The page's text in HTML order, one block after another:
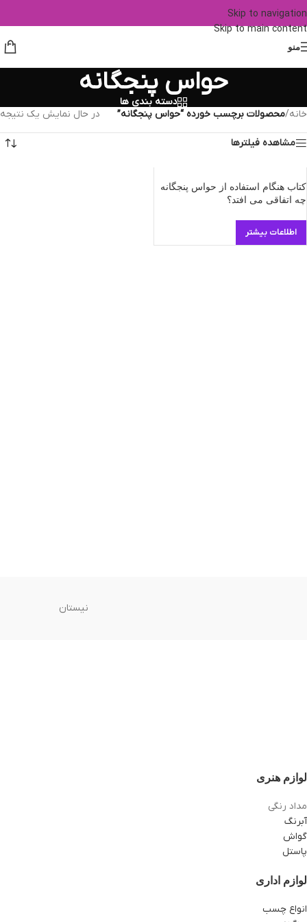
Skip to navigation
Skip to main content
منو
حواس پنجگانه
دسته بندی ها
خانه/محصولات برچسب خورده “حواس پنجگانه” در حال نمایش یک نتیجه
مشاهده فیلترها
کتاب هنگام استفاده از حواس پنجگانه
چه اتفاقی می افتد؟
اطلاعات بیشتر
نیستان
لوازم هنری
مداد رنگی
آبرنگ
گواش
پاستل
لوازم اداری
انواع چسب